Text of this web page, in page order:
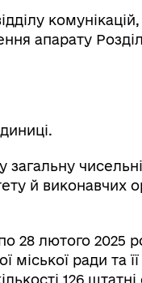
апарату
й виконавчих
28 лютого 2025
міської ради та
126 штатні